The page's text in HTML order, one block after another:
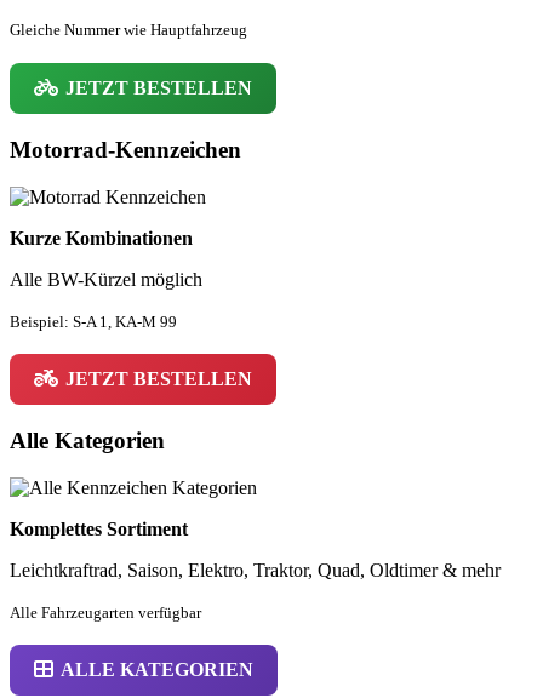
Gleiche Nummer wie Hauptfahrzeug
JETZT BESTELLEN
Motorrad-Kennzeichen
Kurze Kombinationen
Alle BW-Kürzel möglich
Beispiel: S-A 1, KA-M 99
JETZT BESTELLEN
Alle Kategorien
Komplettes Sortiment
Leichtkraftrad, Saison, Elektro, Traktor, Quad, Oldtimer & mehr
Alle Fahrzeugarten verfügbar
ALLE KATEGORIEN